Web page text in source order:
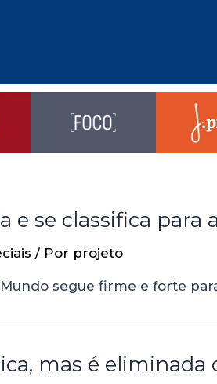
se classifica para
/ Por projeto
segue firme e forte
mas é eliminada